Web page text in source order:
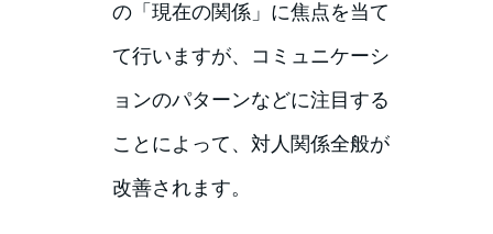
の「現在の関係」に焦点を当て
て行いますが、コミュニケーシ
ョンのパターンなどに注目する
ことによって、対人関係全般が
改善されます。